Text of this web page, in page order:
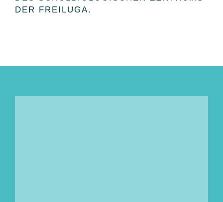
DER FREILUGA.